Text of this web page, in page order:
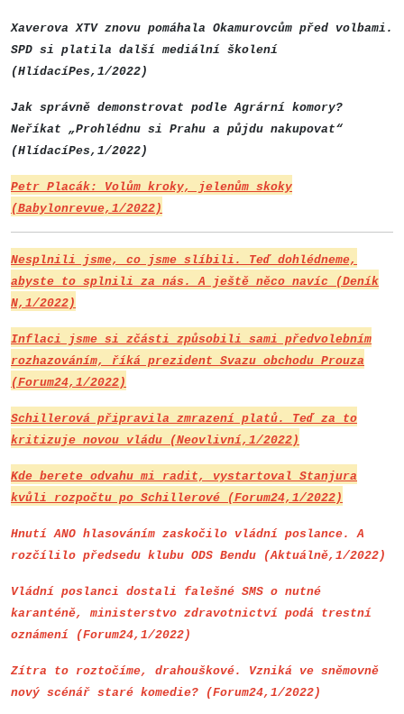
Xaverova XTV znovu pomáhala Okamurovcům před volbami.
SPD si platila další mediální školení
(HlídacíPes,1/2022)
Jak správně demonstrovat podle Agrární komory?
Neříkat „Prohlédnu si Prahu a půjdu nakupovat“
(HlídacíPes,1/2022)
Petr Placák: Volům kroky, jelenům skoky
(Babylonrevue,1/2022)
Nesplnili jsme, co jsme slíbili. Teď dohlédneme,
abyste to splnili za nás. A ještě něco navíc (Deník
N,1/2022)
Inflaci jsme si zčásti způsobili sami předvolebním
rozhazováním, říká prezident Svazu obchodu Prouza
(Forum24,1/2022)
Schillerová připravila zmrazení platů. Teď za to
kritizuje novou vládu (Neovlivní,1/2022)
Kde berete odvahu mi radit, vystartoval Stanjura
kvůli rozpočtu po Schillerové (Forum24,1/2022)
Hnutí ANO hlasováním zaskočilo vládní poslance. A
rozčílilo předsedu klubu ODS Bendu (Aktuálně,1/2022)
Vládní poslanci dostali falešné SMS o nutné
karanténě, ministerstvo zdravotnictví podá trestní
oznámení (Forum24,1/2022)
Zítra to roztočíme, drahouškové. Vzniká ve sněmovně
nový scénář staré komedie? (Forum24,1/2022)